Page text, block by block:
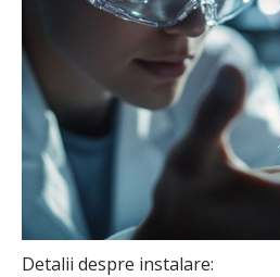
Detalii despre instalare: